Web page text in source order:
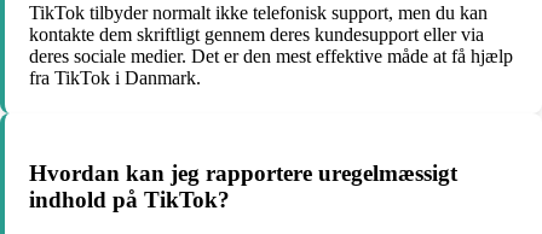
TikTok tilbyder normalt ikke telefonisk support, men du kan
kontakte dem skriftligt gennem deres kundesupport eller via
deres sociale medier. Det er den mest effektive måde at få hjælp
fra TikTok i Danmark.
Hvordan kan jeg rapportere uregelmæssigt
indhold på TikTok?